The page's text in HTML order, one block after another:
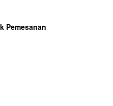
Pemesanan